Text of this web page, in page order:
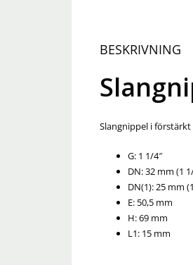
BESKRIVNING
Slangnippel i
G: 1 1/4″
DN: 32 mm (1
DN(1): 25 mm
E: 50,5 mm
H: 69 mm
L1: 15 mm